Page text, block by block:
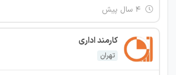
کارمند اداری
تهران